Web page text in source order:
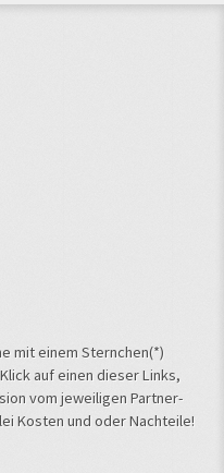
mit einem Sternchen(*)
auf einen dieser Links,
vom jeweiligen Partner-
Kosten und oder Nachteile!